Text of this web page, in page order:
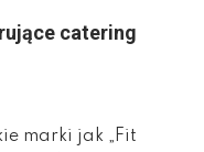
catering
marki jak „Fit